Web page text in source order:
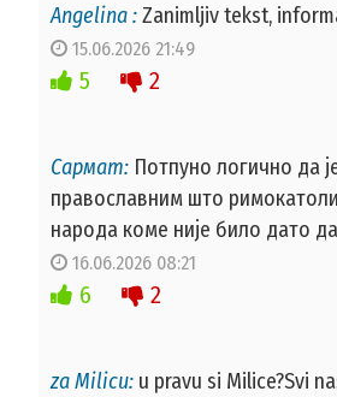
Angelina :Zanimljiv tekst,
15.06.2026 21:49
5 2
Сармат: Потпуно логично да
православним што
народа коме није било дато
16.06.2026 08:21
6 2
za Milicu: u pravu si Milice?Svi